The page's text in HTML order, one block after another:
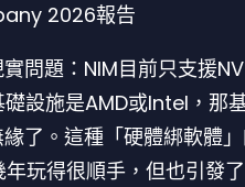
2026報告
問題：NIM目前只支援
設施是AMD或Intel，那
了。這種「硬體綁軟體
年玩得很順手，但也引發